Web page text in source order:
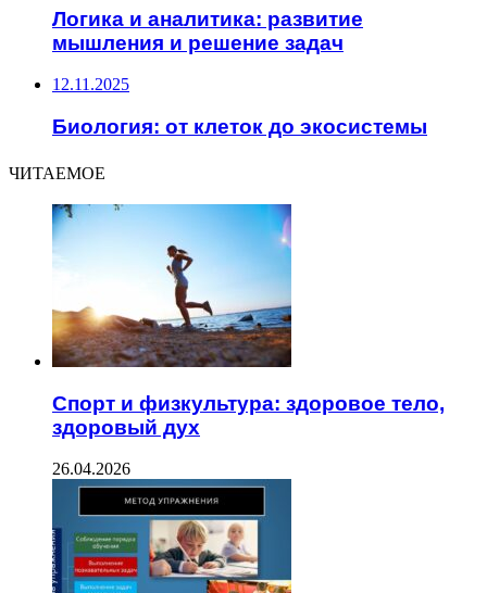
Логика и аналитика: развитие
мышления и решение задач
12.11.2025
Биология: от клеток до экосистемы
ЧИТАЕМОЕ
Спорт и физкультура: здоровое тело,
здоровый дух
26.04.2026